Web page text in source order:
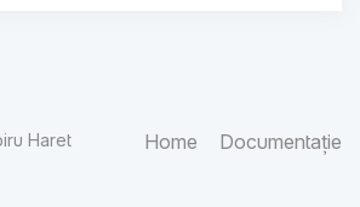
Haret Home Documentație